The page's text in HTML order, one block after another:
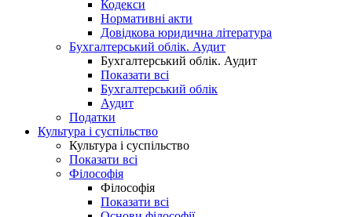
Кодекси
Нормативні акти
Довідкова юридична література
Бухгалтерський облік. Аудит
Бухгалтерський облік. Аудит
Показати всі
Бухгалтерський облік
Аудит
Податки
Культура і суспільство
Культура і суспільство
Показати всі
Філософія
Філософія
Показати всі